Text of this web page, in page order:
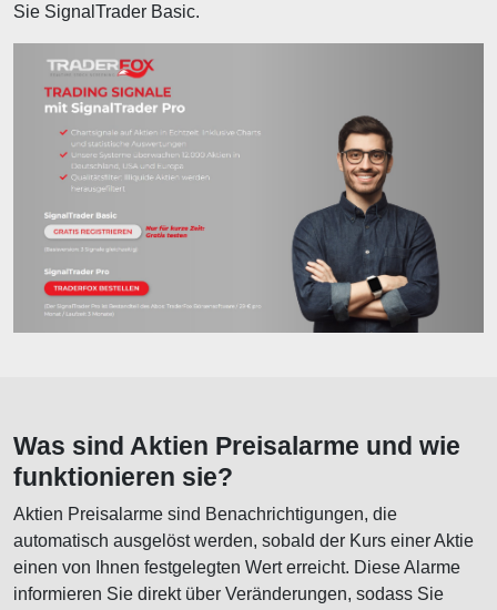
Sie SignalTrader Basic.
Was sind Aktien Preisalarme und wie
funktionieren sie?
Aktien Preisalarme sind Benachrichtigungen, die
automatisch ausgelöst werden, sobald der Kurs einer Aktie
einen von Ihnen festgelegten Wert erreicht. Diese Alarme
informieren Sie direkt über Veränderungen, sodass Sie